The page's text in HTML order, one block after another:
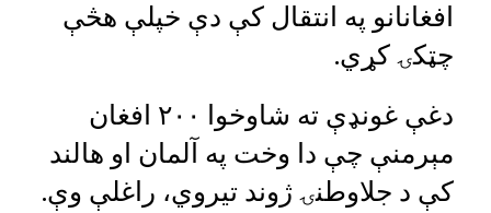
افغانانو په انتقال کې دې خپلې هڅې
چټکۍ کړي.
دغې غونډې ته شاوخوا ۲۰۰ افغان
مېرمنې چې دا وخت په آلمان او هالند
کې د جلاوطنۍ ژوند تيروي، راغلې وې.